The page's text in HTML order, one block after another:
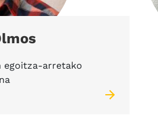
egoitza-arretako